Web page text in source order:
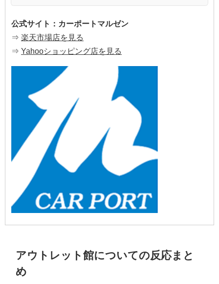
公式サイト：カーポートマルゼン
⇒ 楽天市場店を見る
⇒ Yahooショッピング店を見る
アウトレット館についての反応まと
め